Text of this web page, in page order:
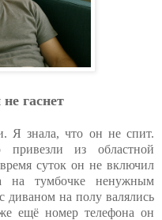
гacнeт
Я знала, что он не спит.
из областной
суток он не включил
на тумбочке ненужным
диваном на полу валялись
ещё номер телефона он